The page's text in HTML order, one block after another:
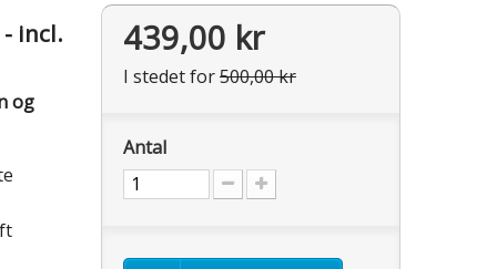
incl.
og
439,00 kr
I stedet for500,00 kr
Antal